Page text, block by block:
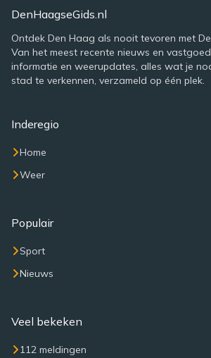
DenHaagseGids.nl
Ontdek Den Haag als nooit tevoren met
Van het meest recente nieuws en
informatie en weerupdates, alles wat je
stad te verkennen, verzameld op één plek.
Inderegio
Home
Weer
Populair
Sport
Nieuws
Veel bekeken
112 meldingen